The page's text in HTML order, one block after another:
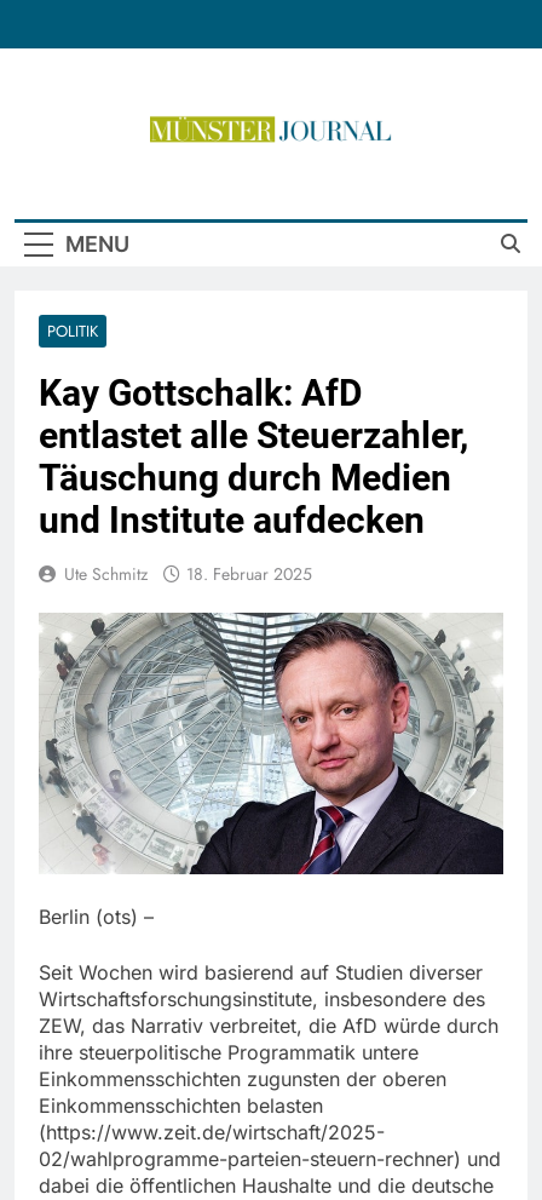
MENU
POLITIK
Kay Gottschalk: AfD
entlastet alle Steuerzahler,
Täuschung durch Medien
und Institute aufdecken
Ute Schmitz 18. Februar 2025
Berlin (ots) –
Seit Wochen wird basierend auf Studien diverser
Wirtschaftsforschungsinstitute, insbesondere des
ZEW, das Narrativ verbreitet, die AfD würde durch
ihre steuerpolitische Programmatik untere
Einkommensschichten zugunsten der oberen
Einkommensschichten belasten
(https://www.zeit.de/wirtschaft/2025-
02/wahlprogramme-parteien-steuern-rechner) und
dabei die öffentlichen Haushalte und die deutsche